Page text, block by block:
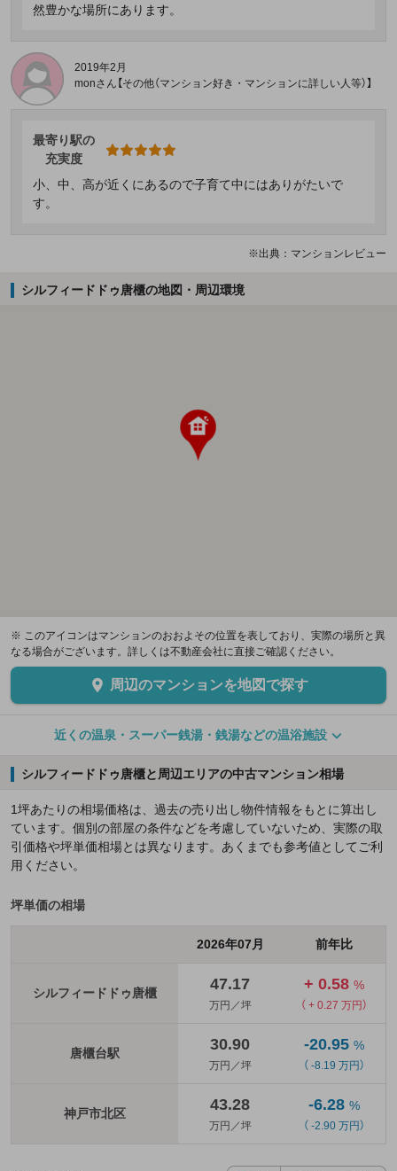
然豊かな場所にあります。
2019年2月
monさん【その他（マンション好き・マンションに詳しい人等）】
最寄り駅の
充実度
小、中、高が近くにあるので子育て中にはありがたいで
す。
※出典：マンションレビュー
シルフィードドゥ唐櫃の地図・周辺環境
※ このアイコンはマンションのおおよその位置を表しており、実際の場所と異
なる場合がございます。詳しくは不動産会社に直接ご確認ください。
周辺のマンションを地図で探す
近くの温泉・スーパー銭湯・銭湯などの温浴施設
シルフィードドゥ唐櫃と周辺エリアの中古マンション相場
1坪あたりの相場価格は、過去の売り出し物件情報をもとに算出し
ています。個別の部屋の条件などを考慮していないため、実際の取
引価格や坪単価相場とは異なります。あくまでも参考値としてご利
用ください。
坪単価の相場
2026年07月 前年比
シルフィードドゥ唐櫃 47.17
万円／坪
+ 0.58 %
（ + 0.27 万円）
唐櫃台駅 30.90
万円／坪
-20.95 %
（ -8.19 万円）
神戸市北区 43.28
万円／坪
-6.28 %
（ -2.90 万円）